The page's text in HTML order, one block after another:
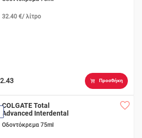
32.40 €/ λίτρο
Προσθήκη
COLGATE Total
Advanced Interdental
Οδοντόκρεμα 75ml